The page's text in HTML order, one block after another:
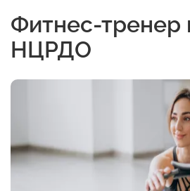
Фитнес-тренер
НЦРДО